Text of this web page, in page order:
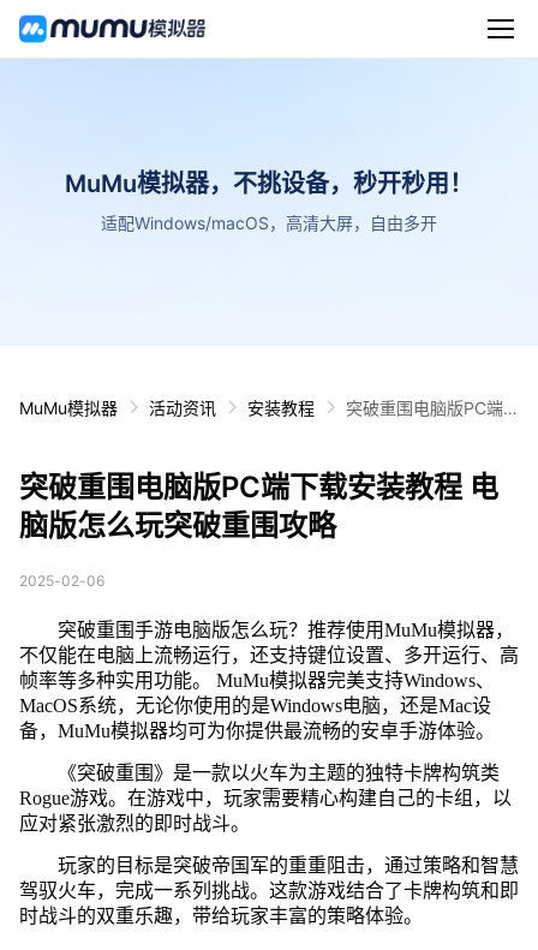
MuMu模拟器，不挑设备，秒开秒用！
适配Windows/macOS，高清大屏，自由多开
MuMu模拟器 活动资讯 安装教程
突破重围电脑版PC端
突破重围电脑版PC端下载安装教程 电
脑版怎么玩突破重围攻略
2025-02-06
突破重围手游电脑版怎么玩？推荐使用MuMu模拟器，
不仅能在电脑上流畅运行，还支持键位设置、多开运行、高
帧率等多种实用功能。 MuMu模拟器完美支持Windows、
MacOS系统，无论你使用的是Windows电脑，还是Mac设
备，MuMu模拟器均可为你提供最流畅的安卓手游体验。
《突破重围》是一款以火车为主题的独特卡牌构筑类
Rogue游戏。在游戏中，玩家需要精心构建自己的卡组，以
应对紧张激烈的即时战斗。
玩家的目标是突破帝国军的重重阻击，通过策略和智慧
驾驭火车，完成一系列挑战。这款游戏结合了卡牌构筑和即
时战斗的双重乐趣，带给玩家丰富的策略体验。